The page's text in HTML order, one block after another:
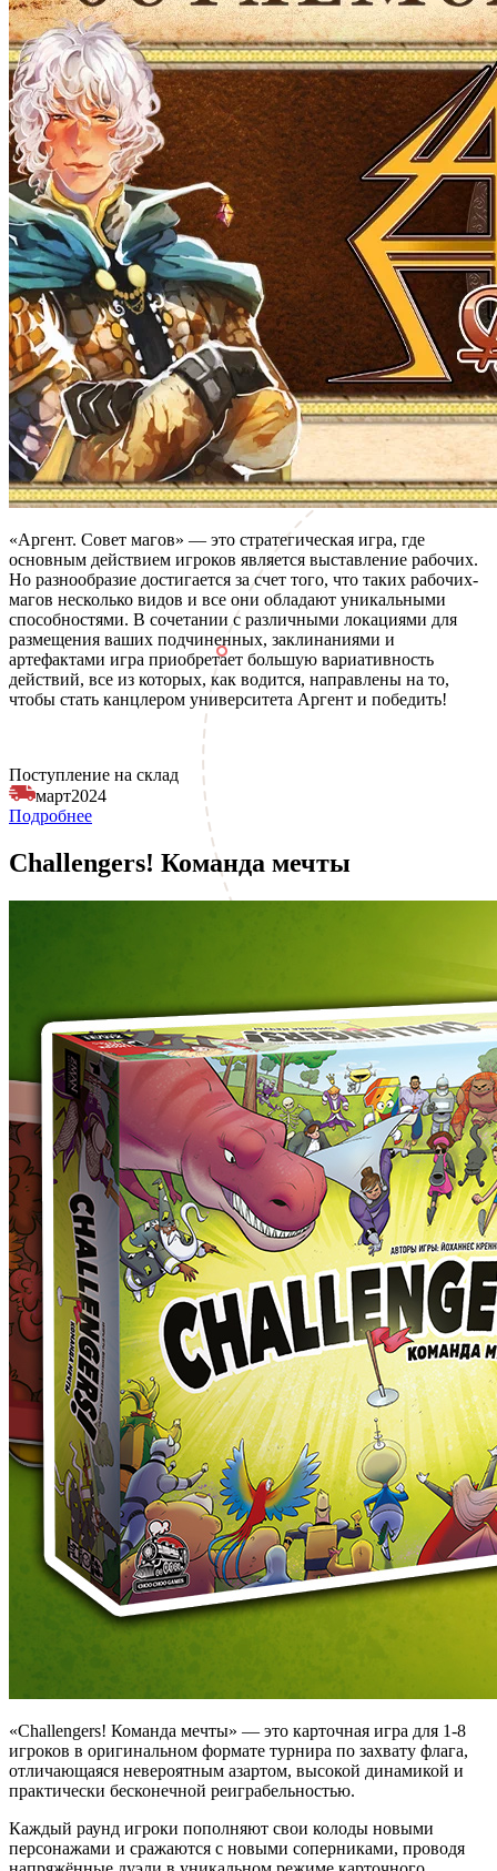
«Аргент. Совет магов» — это стратегическая игра, где
основным действием игроков является выставление рабочих.
Но разнообразие достигается за счет того, что таких рабочих-
магов несколько видов и все они обладают уникальными
способностями. В сочетании с различными локациями для
размещения ваших подчиненных, заклинаниями и
артефактами игра приобретает большую вариативность
действий, все из которых, как водится, направлены на то,
чтобы стать канцлером университета Аргент и победить!
Поступление на склад
март2024
Подробнее
Challengers! Команда мечты
«Challengers! Команда мечты» — это карточная игра для 1-8
игроков в оригинальном формате турнира по захвату флага,
отличающаяся невероятным азартом, высокой динамикой и
практически бесконечной реиграбельностью.
Каждый раунд игроки пополняют свои колоды новыми
персонажами и сражаются с новыми соперниками, проводя